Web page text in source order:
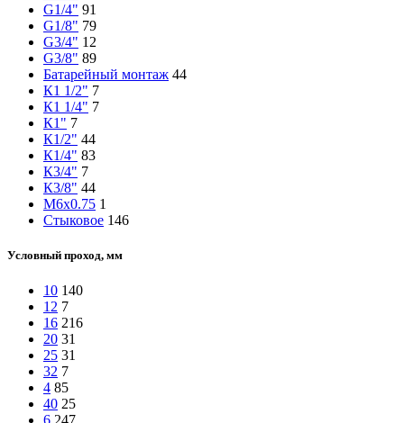
G1/4" 91
G1/8" 79
G3/4" 12
G3/8" 89
Батарейный монтаж 44
К1 1/2" 7
К1 1/4" 7
К1" 7
К1/2" 44
К1/4" 83
К3/4" 7
К3/8" 44
М6х0.75 1
Стыковое 146
Условный проход, мм
10 140
12 7
16 216
20 31
25 31
32 7
4 85
40 25